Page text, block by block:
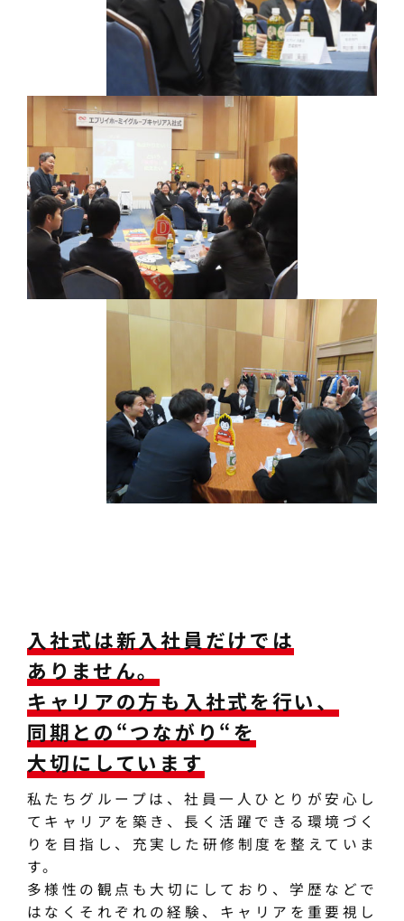
入社式は新入社員だけでは
ありません。
キャリアの方も入社式を行い、
同期との“つながり“を
大切にしています
私たちグループは、社員一人ひとりが安心し
てキャリアを築き、長く活躍できる環境づく
りを目指し、充実した研修制度を整えていま
す。
多様性の観点も大切にしており、学歴などで
はなくそれぞれの経験、キャリアを重要視し